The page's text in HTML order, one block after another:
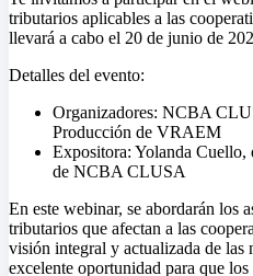
tributarios aplicables a las
llevará a cabo el 20 de junio de
Detalles del evento:
Organizadores: NCBA
Producción de VRAEM
Expositora: Yolanda Cuello,
de NCBA CLUSA
En este webinar, se abordarán los
tributarios que afectan a las
visión integral y actualizada de las
excelente oportunidad para que